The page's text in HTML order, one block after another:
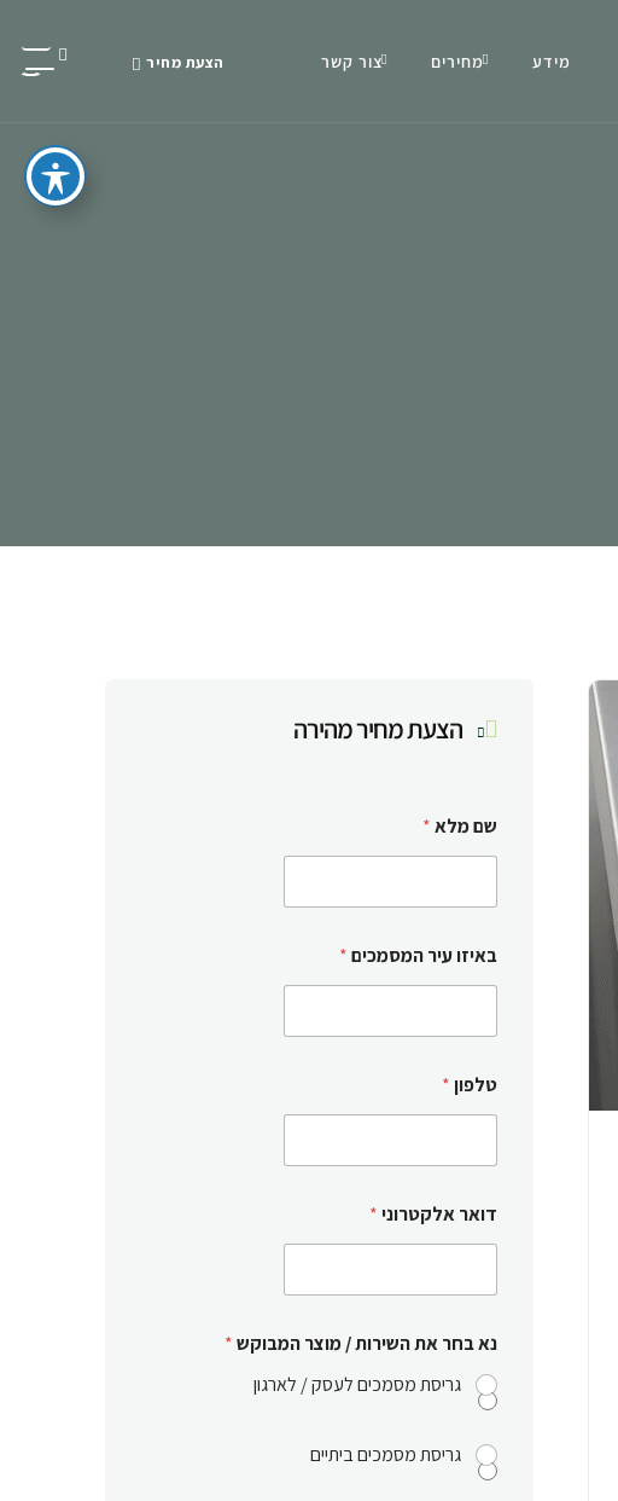
מידע מחירים צור קשר הצעת מחיר
הצעת מחיר מהירה
שם מלא*
באיזו עיר המסמכים*
טלפון*
דואר אלקטרוני*
נא בחר את השירות / מוצר המבוקש*
גריסת מסמכים לעסק / לארגון
גריסת מסמכים ביתיים